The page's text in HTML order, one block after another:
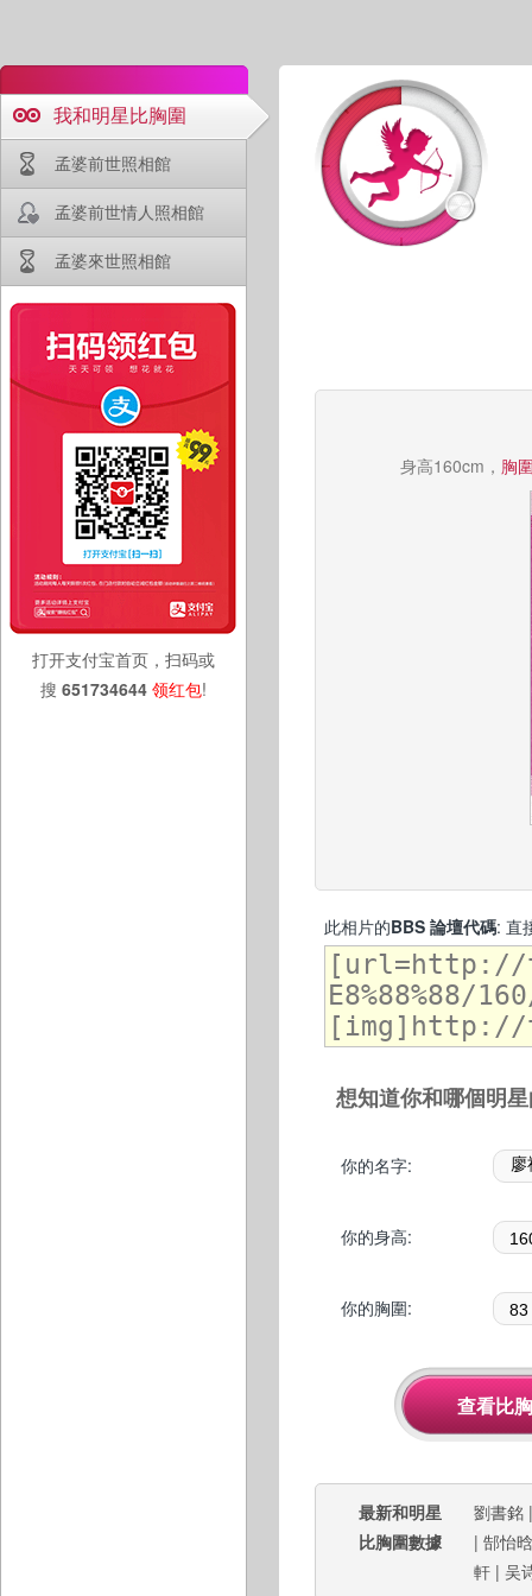
我和明星比胸圍
孟婆前世照相館
孟婆前世情人照相館
孟婆來世照相館
打开支付宝首页，扫码或
搜 651734644 领红包!
身高160cm， 胸
此相片的BBS 論壇代碼: 直
想知道你和哪個明
你的名字:
你的身高:
你的胸圍:
最新和明星
比胸圍數據
劉書銘
| 郜怡晗
軒 | 吴